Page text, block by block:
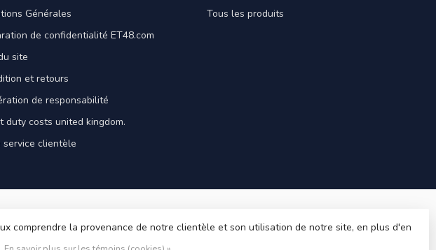
Générales
de confidentialité ET48.com
site
et retours
de responsabilité
duty costs united kingdom.
service clientèle
Tous les produits
comprendre la provenance de notre clientèle et son utilisation de notre site, en plus d'en